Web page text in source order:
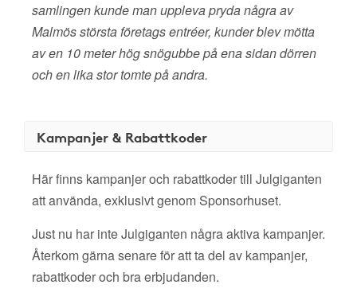
samlingen kunde man uppleva pryda några av
Malmös största företags entréer, kunder blev mötta
av en 10 meter hög snögubbe på ena sidan dörren
och en lika stor tomte på andra.
Kampanjer & Rabattkoder
Här finns kampanjer och rabattkoder till Julgiganten
att använda, exklusivt genom Sponsorhuset.
Just nu har inte Julgiganten några aktiva kampanjer.
Återkom gärna senare för att ta del av kampanjer,
rabattkoder och bra erbjudanden.